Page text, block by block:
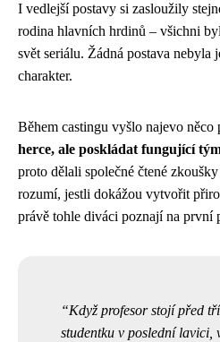
I vedlejší postavy si zasloužily
rodina hlavních hrdinů – všichni
svět seriálu. Žádná postava
charakter.
Během castingu vyšlo najevo něco
herce, ale poskládat fungující
proto dělali společné čtené
rozumí, jestli dokážou vytvořit
právě tohle diváci poznají na první
Když profesor stojí před
studentku v poslední